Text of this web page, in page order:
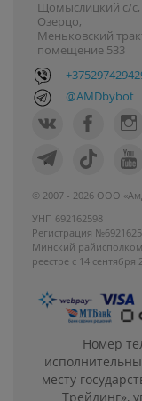
Щомыслицкий с/с,
Озерцо,
Меньковский
помещение 533
@AMDbybot
© 2007 - 2026 ООО
УНП 692162598
Регистрация
Минский
реестре с 14 сентября
Номер
месту
Трейдинг»,